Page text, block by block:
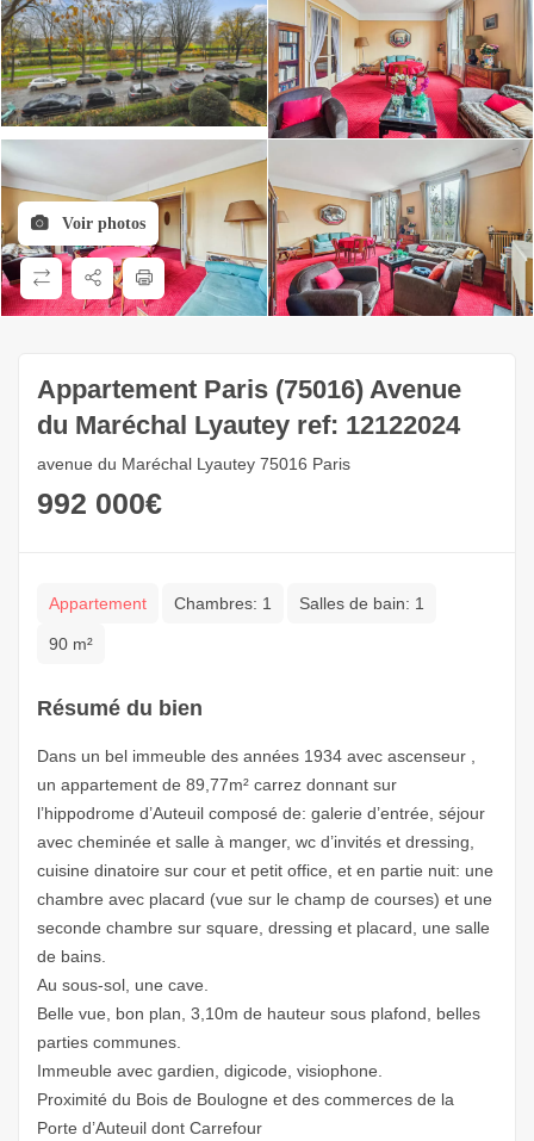
Voir photos
Appartement Paris (75016) Avenue
du Maréchal Lyautey ref: 12122024
avenue du Maréchal Lyautey 75016 Paris
992 000€
Appartement Chambres: 1 Salles de bain: 1
90 m²
Résumé du bien
Dans un bel immeuble des années 1934 avec ascenseur ,
un appartement de 89,77m² carrez donnant sur
l’hippodrome d’Auteuil composé de: galerie d’entrée, séjour
avec cheminée et salle à manger, wc d’invités et dressing,
cuisine dinatoire sur cour et petit office, et en partie nuit: une
chambre avec placard (vue sur le champ de courses) et une
seconde chambre sur square, dressing et placard, une salle
de bains.
Au sous-sol, une cave.
Belle vue, bon plan, 3,10m de hauteur sous plafond, belles
parties communes.
Immeuble avec gardien, digicode, visiophone.
Proximité du Bois de Boulogne et des commerces de la
Porte d’Auteuil dont Carrefour